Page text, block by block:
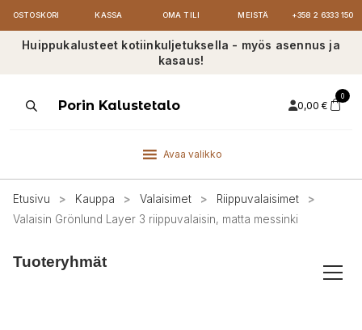
OSTOSKORI KASSA OMA TILI MEISTÄ +358 2 6333 150
Huippukalusteet kotiinkuljetuksella - myös asennus ja
kasaus!
ProductsPorin Kalustetalo 0,00 €
0
Avaa valikko
Etusivu > Kauppa > Valaisimet > Riippuvalaisimet
>
Valaisin Grönlund Layer 3 riippuvalaisin, matta messinki
Tuoteryhmät